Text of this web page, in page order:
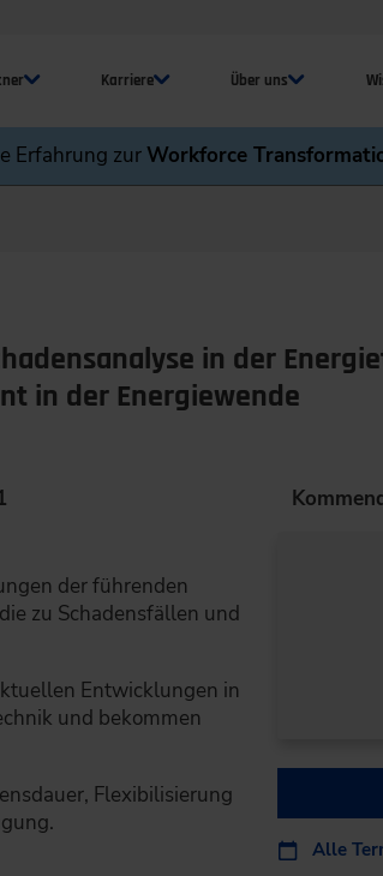
Karriere Über uns
Erfahrung zurWorkforce
in der
in der Energiewende
der führenden
zu Schadensfällen und
Entwicklungen in
und bekommen
Flexibilisierung
Alle